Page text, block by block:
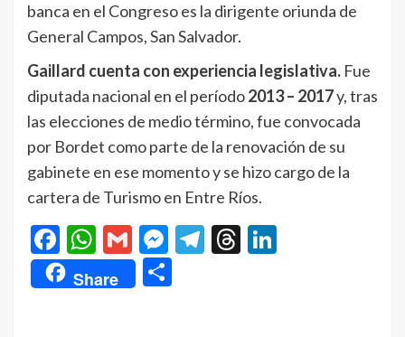
banca en el Congreso es la dirigente oriunda de
General Campos, San Salvador.
Gaillard cuenta con experiencia legislativa. Fue
diputada nacional en el período2013 – 2017y, tras
las elecciones de medio término, fue convocada
por Bordet como parte de la renovación de su
gabinete en ese momento y se hizo cargo de la
cartera de Turismo en Entre Ríos.
Facebook
WhatsApp
GmailMessenger
Telegram
Threads
Share